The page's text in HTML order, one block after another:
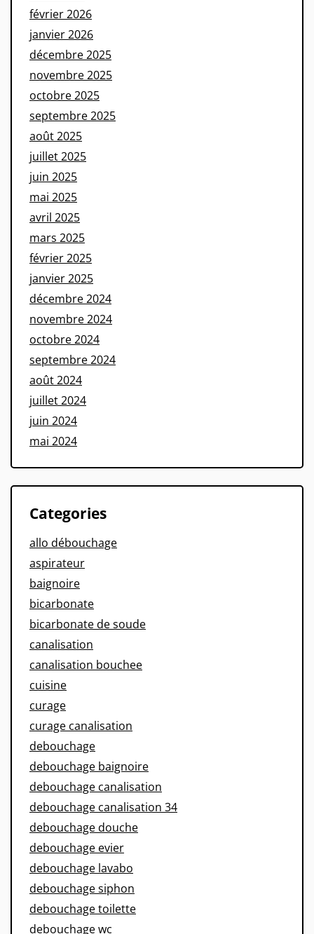
février 2026
janvier 2026
décembre 2025
novembre 2025
octobre 2025
septembre 2025
août 2025
juillet 2025
juin 2025
mai 2025
avril 2025
mars 2025
février 2025
janvier 2025
décembre 2024
novembre 2024
octobre 2024
septembre 2024
août 2024
juillet 2024
juin 2024
mai 2024
Categories
allo débouchage
aspirateur
baignoire
bicarbonate
bicarbonate de soude
canalisation
canalisation bouchee
cuisine
curage
curage canalisation
debouchage
debouchage baignoire
debouchage canalisation
debouchage canalisation 34
debouchage douche
debouchage evier
debouchage lavabo
debouchage siphon
debouchage toilette
debouchage wc